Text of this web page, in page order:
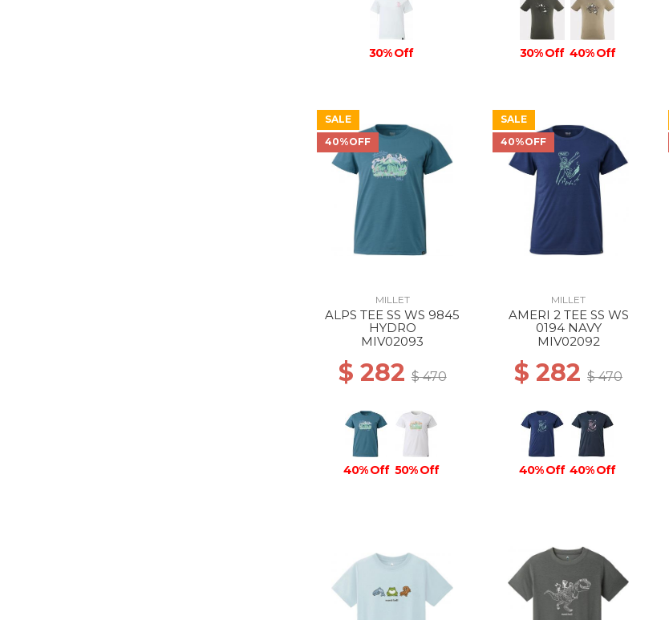
30% Off 30% Off 40% Off
SALE
40%OFF
MILLET
ALPS TEE SS WS 9845
HYDRO
MIV02093
$ 282$ 470
40% Off 50% Off
SALE
40%OFF
MILLET
AMERI 2 TEE SS WS
0194 NAVY
MIV02092
$ 282$ 470
40% Off 40% Off